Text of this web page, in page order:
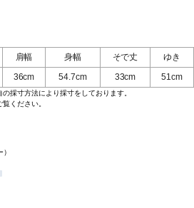
肩幅 身幅 そで丈
ゆき
36cm 54.7cm 33cm 51cm
採寸方法により採寸をしております。
覧ください。